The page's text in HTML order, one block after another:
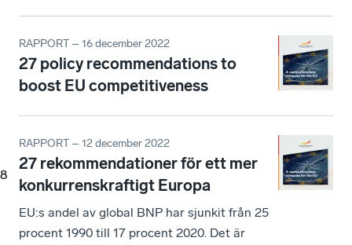
8
RAPPORT – 16 december 2022
27 policy recommendations to
boost EU competitiveness
RAPPORT – 12 december 2022
27 rekommendationer för ett mer
konkurrenskraftigt Europa
EU:s andel av global BNP har sjunkit från 25
procent 1990 till 17 procent 2020. Det är